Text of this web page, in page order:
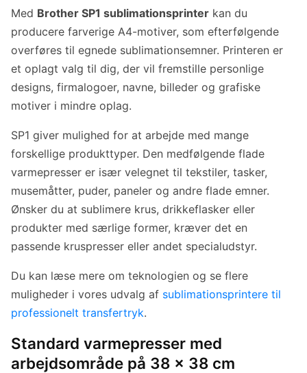
Med Brother SP1 sublimationsprinter kan du
producere farverige A4-motiver, som efterfølgende
overføres til egnede sublimationsemner. Printeren er
et oplagt valg til dig, der vil fremstille personlige
designs, firmalogoer, navne, billeder og grafiske
motiver i mindre oplag.
SP1 giver mulighed for at arbejde med mange
forskellige produkttyper. Den medfølgende flade
varmepresser er især velegnet til tekstiler, tasker,
musemåtter, puder, paneler og andre flade emner.
Ønsker du at sublimere krus, drikkeflasker eller
produkter med særlige former, kræver det en
passende kruspresser eller andet specialudstyr.
Du kan læse mere om teknologien og se flere
muligheder i vores udvalg af sublimationsprintere til
professionelt transfertryk.
Standard varmepresser med
arbejdsområde på 38 x 38 cm